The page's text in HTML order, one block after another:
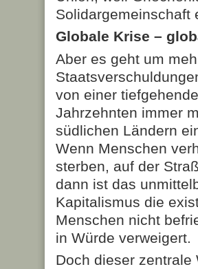
Solidargemeinschaft
Globale Krise –
Aber es geht um
von einer
Jahrzehnten immer
südlichen Ländern
Wenn Menschen
sterben, auf der
dann ist das
Kapitalismus die
Menschen nicht
in Würde verweigert.
Doch dieser zentrale